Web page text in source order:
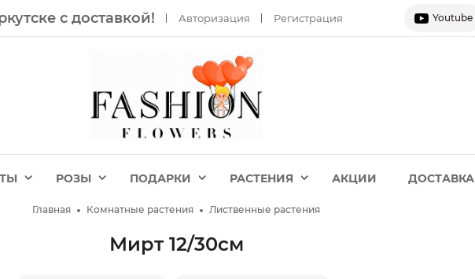
с доставкой! Авторизация Регистрация Youtube
РОЗЫ ПОДАРКИ РАСТЕНИЯ АКЦИИ ДОСТАВКА
Главная Комнатные растения Лиственные растения
Мирт 12/30см